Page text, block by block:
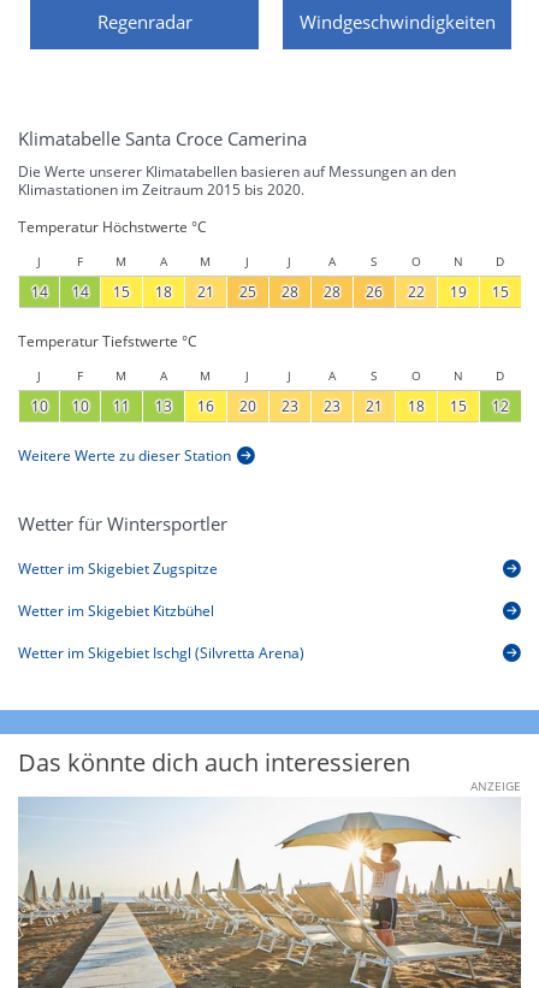
Regenradar Windgeschwindigkeiten
Klimatabelle Santa Croce Camerina
Die Werte unserer Klimatabellen basieren auf Messungen an den
Klimastationen im Zeitraum 2015 bis 2020.
Temperatur Höchstwerte °C
J F M A M J J A S O N D
14 14 15 18 21 25 28 28 26 22 19 15
Temperatur Tiefstwerte °C
J F M A M J J A S O N D
10 10 11 13 16 20 23 23 21 18 15 12
Weitere Werte zu dieser Station
Wetter für Wintersportler
Wetter im Skigebiet Zugspitze
Wetter im Skigebiet Kitzbühel
Wetter im Skigebiet Ischgl (Silvretta Arena)
Das könnte dich auch interessieren
ANZEIGE